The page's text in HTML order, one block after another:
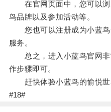
在官网页面中，您可以浏
鸟品牌以及参加活动等。
您也可以注册成为小蓝鸟
服务。
总之，进入小蓝鸟官网非
作步骤即可。
赶快体验小蓝鸟的愉悦世
#18#